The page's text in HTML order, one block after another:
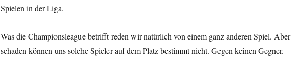
Spielen in der Liga.
Was die Championsleague betrifft reden wir natürlich von einem ganz anderen Spiel. Aber
schaden können uns solche Spieler auf dem Platz bestimmt nicht. Gegen keinen Gegner.